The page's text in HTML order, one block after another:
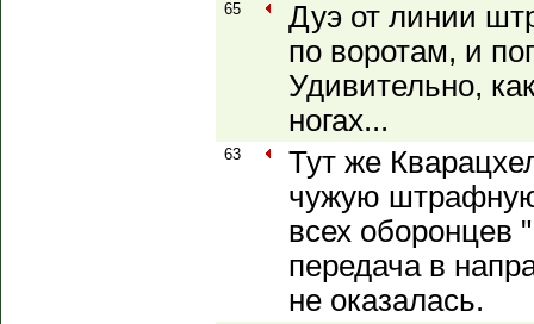
65
Дуэ от линии
по воротам, и
Удивительно,
ногах...
63
Тут же
чужую
всех оборонцев
передача в
не оказалась.